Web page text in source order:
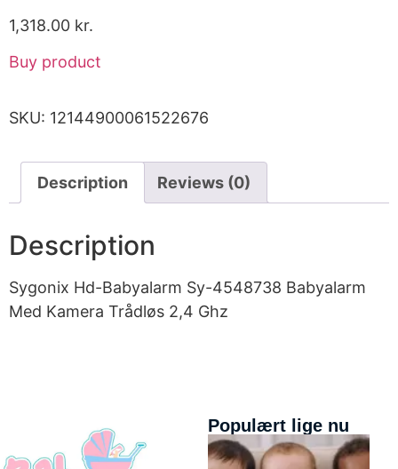
1,318.00 kr.
Buy product
SKU: 12144900061522676
Description Reviews (0)
Description
Sygonix Hd-Babyalarm Sy-4548738 Babyalarm
Med Kamera Trådløs 2,4 Ghz
Populært lige nu